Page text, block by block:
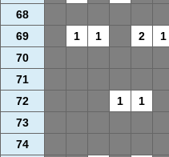
68
69
1 1 2 1
70
71
72
1
1
73
74